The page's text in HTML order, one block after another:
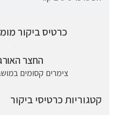
כרטיס ביקור
החצר
צימרים קסומים
קטגוריות כרטיסי ביקור